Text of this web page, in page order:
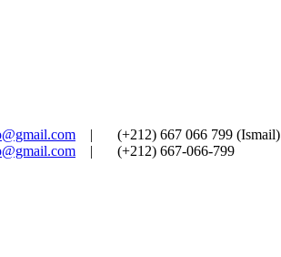
|
(+212) 667 066 799 (Ismail)
|
(+212) 667-066-799